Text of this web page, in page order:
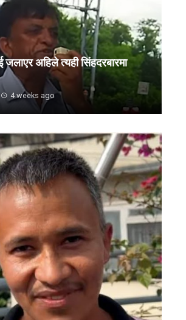
जलाएर अहिले त्यही सिंहदरबारमा
4 weeks ago